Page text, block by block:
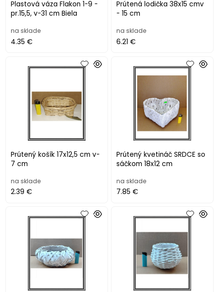
Plastová váza Flakon 1-9 -
pr.15,5, v-31 cm Biela
na sklade
4.35 €
Prútená lodička 38x15 cmv
- 15 cm
na sklade
6.21 €
Prútený košík 17x12,5 cm v-
7 cm
na sklade
2.39 €
Prútený kvetináč SRDCE so
sáčkom 18x12 cm
na sklade
7.85 €